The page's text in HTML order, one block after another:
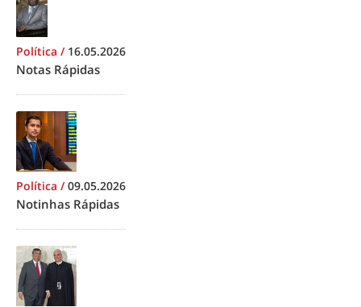
Política / 16.05.2026
Notas Rápidas
Política /09.05.2026
Notinhas Rápidas